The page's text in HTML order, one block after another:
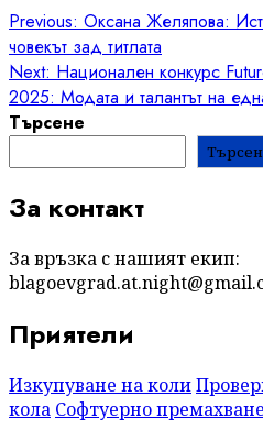
Post
navigation
Previous: Оксана Желяпова:
човекът зад титлата
Next: Национален конкурс
2025: Модата и талантът на
Търсене
За контакт
За връзка с нашият екип:
Приятели
Изкупуване на коли
кола Софтуерно